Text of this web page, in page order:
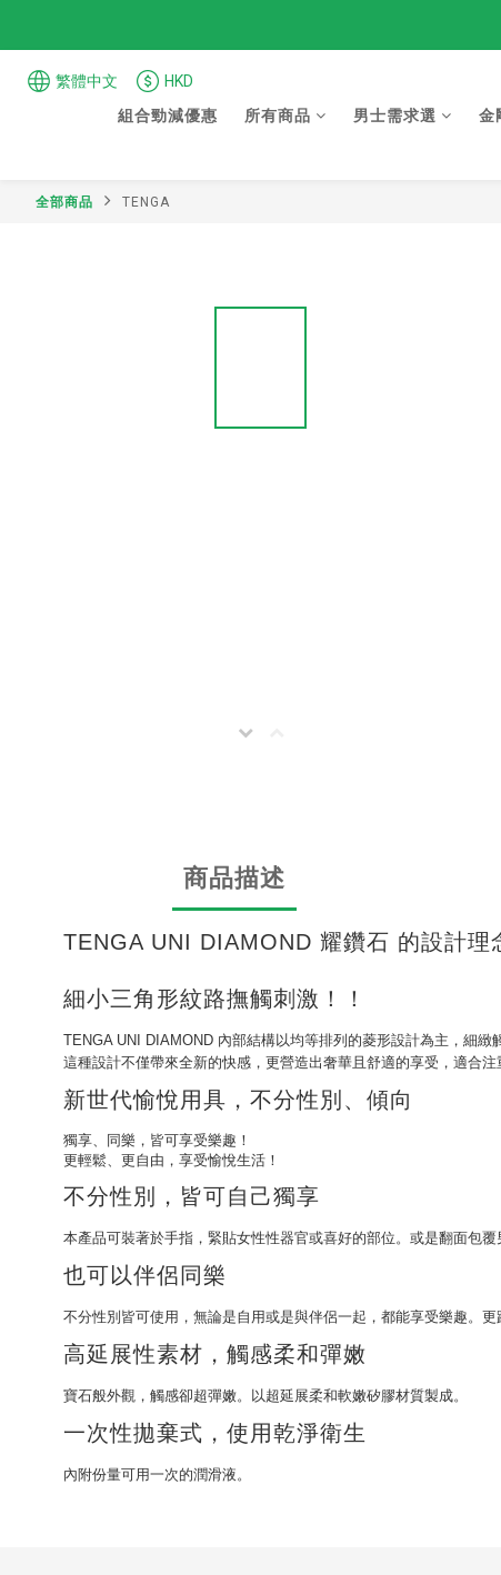
繁體中文
HKD
組合勁減優惠
所有商品 男士需求選 金
全部商品 TENGA
商品描述
TENGA UNI DIAMOND 耀鑽石 的設計理
細小三角形紋路撫觸刺激！！
TENGA UNI DIAMOND 內部結構以均等排列的菱形設計為主，細緻
這種設計不僅帶來全新的快感，更營造出奢華且舒適的享受，適合注
新世代愉悅用具，不分性別、傾向
獨享、同樂，皆可享受樂趣！
更輕鬆、更自由，享受愉悅生活！
不分性別，皆可自己獨享
本產品可裝著於手指，緊貼女性性器官或喜好的部位。或是翻面包覆
也可以伴侶同樂
不分性別皆可使用，無論是自用或是與伴侶一起，都能享受樂趣。
高延展性素材，觸感柔和彈嫩
寶石般外觀，觸感卻超彈嫩。以超延展柔和軟嫩矽膠材質製成。
一次性拋棄式，使用乾淨衛生
內附份量可用一次的潤滑液。